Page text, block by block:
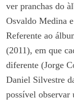
ver pranchas do
Osvaldo Medina
Referente ao
(2011), em que
diferente (Jorge
Daniel Silvestre
possível observar